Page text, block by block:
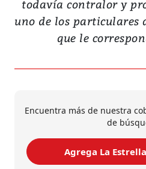
todavía contralor y
uno de los particulares
que le
Encuentra más de nuestra
de
Agrega La